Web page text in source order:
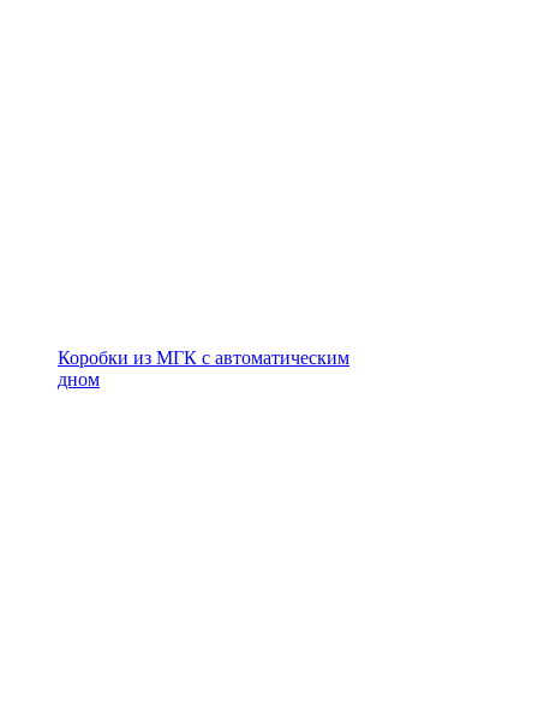
Коробки из МГК с автоматическим
дном